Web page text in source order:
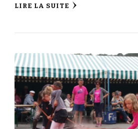
LIRE LA SUITE